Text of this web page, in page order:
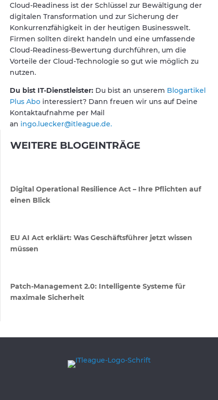
Cloud-Readiness ist der Schlüssel zur Bewältigung der
digitalen Transformation und zur Sicherung der
Konkurrenzfähigkeit in der heutigen Businesswelt.
Firmen sollten direkt handeln und eine umfassende
Cloud-Readiness-Bewertung durchführen, um die
Vorteile der Cloud-Technologie so gut wie möglich zu
nutzen.
Du bist IT-Dienstleister: Du bist an unserem Blogartikel
Plus Abo interessiert? Dann freuen wir uns auf Deine
Kontaktaufnahme per Mail
an ingo.luecker@itleague.de.
WEITERE BLOGEINTRÄGE
Digital Operational Resilience Act – Ihre Pflichten auf
einen Blick
EU AI Act erklärt: Was Geschäftsführer jetzt wissen
müssen
Patch-Management 2.0: Intelligente Systeme für
maximale Sicherheit